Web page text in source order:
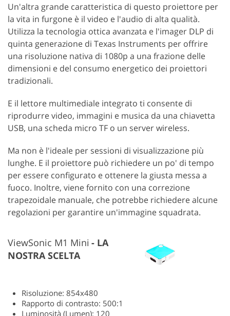
Un'altra grande caratteristica di questo proiettore per
la vita in furgone è il video e l'audio di alta qualità.
Utilizza la tecnologia ottica avanzata e l'imager DLP di
quinta generazione di Texas Instruments per offrire
una risoluzione nativa di 1080p a una frazione delle
dimensioni e del consumo energetico dei proiettori
tradizionali.
E il lettore multimediale integrato ti consente di
riprodurre video, immagini e musica da una chiavetta
USB, una scheda micro TF o un server wireless.
Ma non è l'ideale per sessioni di visualizzazione più
lunghe. E il proiettore può richiedere un po' di tempo
per essere configurato e ottenere la giusta messa a
fuoco. Inoltre, viene fornito con una correzione
trapezoidale manuale, che potrebbe richiedere alcune
regolazioni per garantire un'immagine squadrata.
ViewSonic M1 Mini
LA
NOSTRA SCELTA
Risoluzione: 854x480
Rapporto di contrasto: 500:1
Luminosità (Lumen): 120